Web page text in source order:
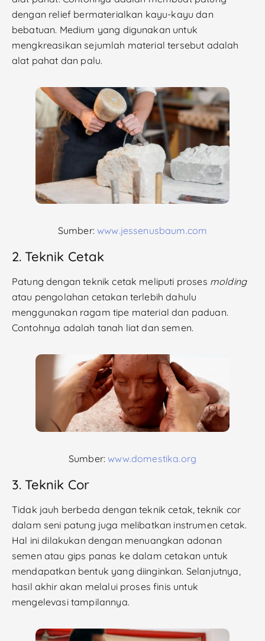
dengan relief bermaterialkan kayu-kayu dan
bebatuan. Medium yang digunakan untuk
mengkreasikan sejumlah material tersebut adalah
alat pahat dan palu.
Sumber:www.jessenusbaum.com
2. Teknik Cetak
Patung dengan teknik cetak meliputi proses molding
atau pengolahan cetakan terlebih dahulu
menggunakan ragam tipe material dan paduan.
Contohnya adalah tanah liat dan semen.
Sumber:www.domestika.org
3. Teknik Cor
Tidak jauh berbeda dengan teknik cetak, teknik cor
dalam seni patung juga melibatkan instrumen cetak.
Hal ini dilakukan dengan menuangkan adonan
semen atau gips panas ke dalam cetakan untuk
mendapatkan bentuk yang diinginkan. Selanjutnya,
hasil akhir akan melalui proses finis untuk
mengelevasi tampilannya.